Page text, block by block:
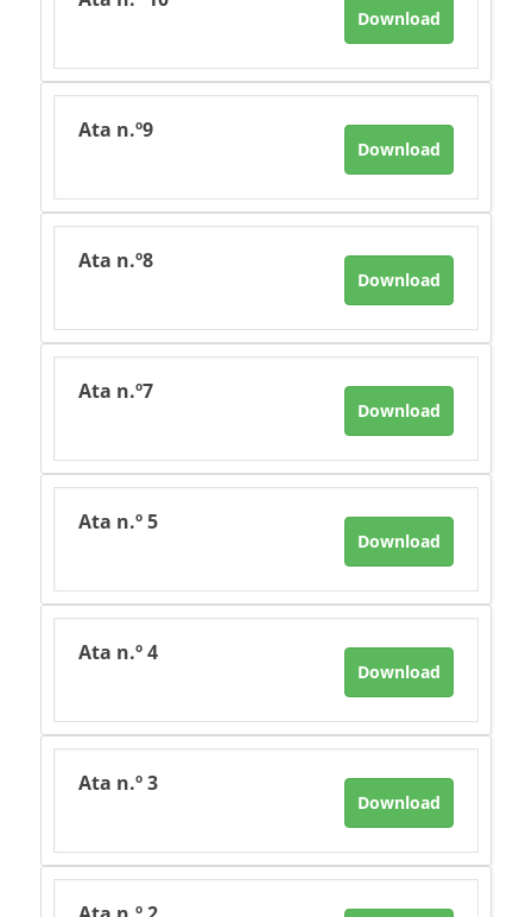
Download
Ata n.º9
Download
Ata n.º8
Download
Ata n.º7
Download
Ata n.º 5
Download
Ata n.º 4
Download
Ata n.º 3
Download